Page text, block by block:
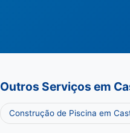
Outros Serviços em
Construção de Piscina em